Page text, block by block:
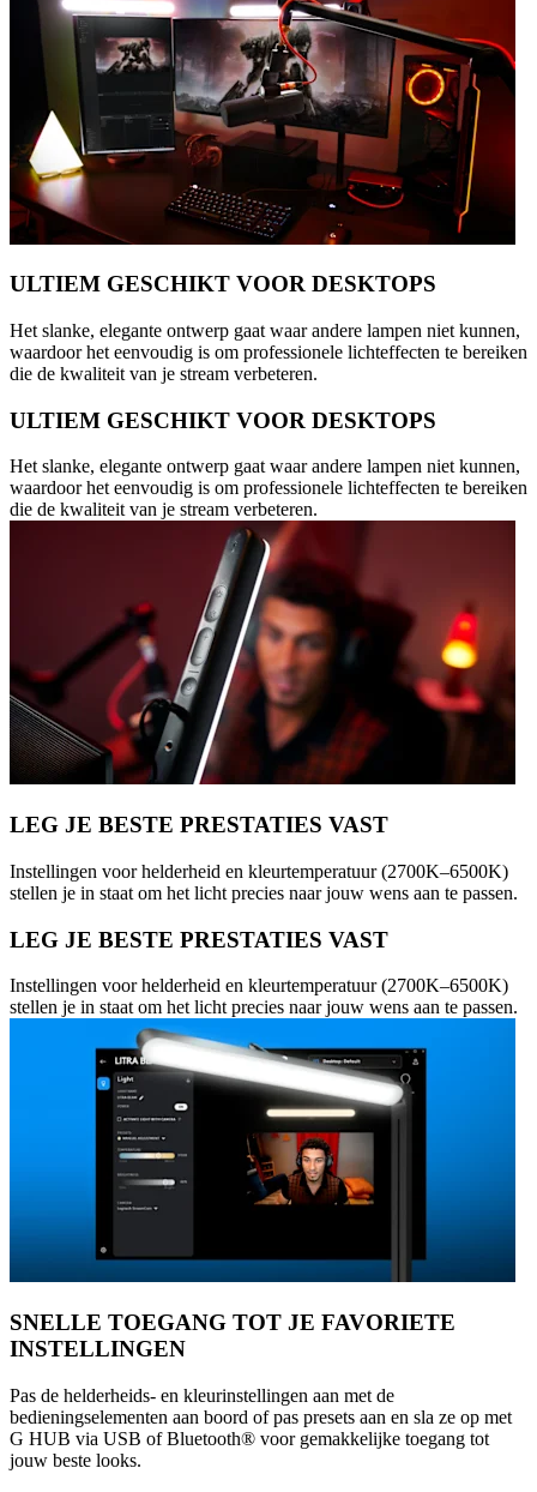
ULTIEM GESCHIKT VOOR DESKTOPS
Het slanke, elegante ontwerp gaat waar andere lampen niet kunnen,
waardoor het eenvoudig is om professionele lichteffecten te bereiken
die de kwaliteit van je stream verbeteren.
ULTIEM GESCHIKT VOOR DESKTOPS
Het slanke, elegante ontwerp gaat waar andere lampen niet kunnen,
waardoor het eenvoudig is om professionele lichteffecten te bereiken
die de kwaliteit van je stream verbeteren.
LEG JE BESTE PRESTATIES VAST
Instellingen voor helderheid en kleurtemperatuur (2700K–6500K)
stellen je in staat om het licht precies naar jouw wens aan te passen.
LEG JE BESTE PRESTATIES VAST
Instellingen voor helderheid en kleurtemperatuur (2700K–6500K)
stellen je in staat om het licht precies naar jouw wens aan te passen.
SNELLE TOEGANG TOT JE FAVORIETE
INSTELLINGEN
Pas de helderheids- en kleurinstellingen aan met de
bedieningselementen aan boord of pas presets aan en sla ze op met
G HUB via USB of Bluetooth® voor gemakkelijke toegang tot
jouw beste looks.